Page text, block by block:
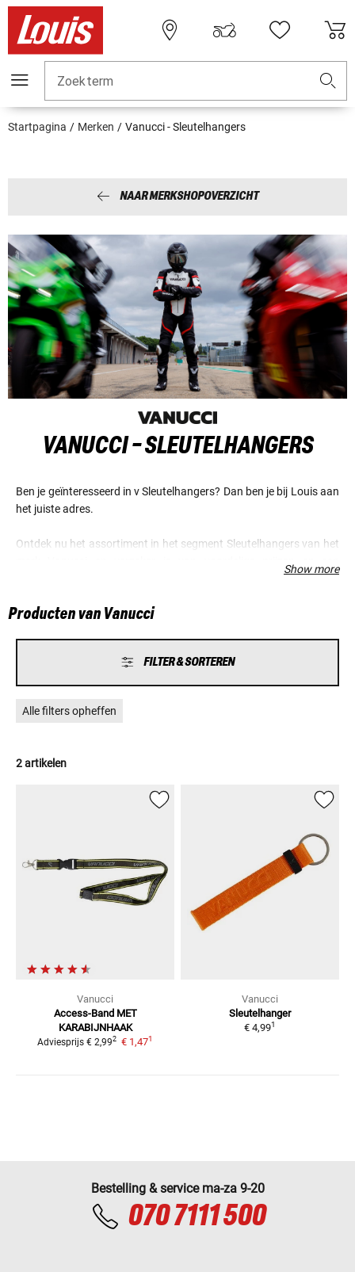
Zoekterm
Startpagina Merken Vanucci - Sleutelhangers
NAAR MERKSHOPOVERZICHT
VANUCCI - SLEUTELHANGERS
Ben je geïnteresseerd in v Sleutelhangers? Dan ben je bij Louis aan
het juiste adres.
Ontdek nu het assortiment in het segment Sleutelhangers van het
Show more
Producten van Vanucci
FILTER & SORTEREN
Alle filters opheffen
2 artikelen
Vanucci
Access-Band MET
KARABIJNHAAK
Adviesprijs € 2,992 € 1,471
Vanucci
Sleutelhanger
€ 4,991
Bestelling & service ma-za 9-20
070 7111 500